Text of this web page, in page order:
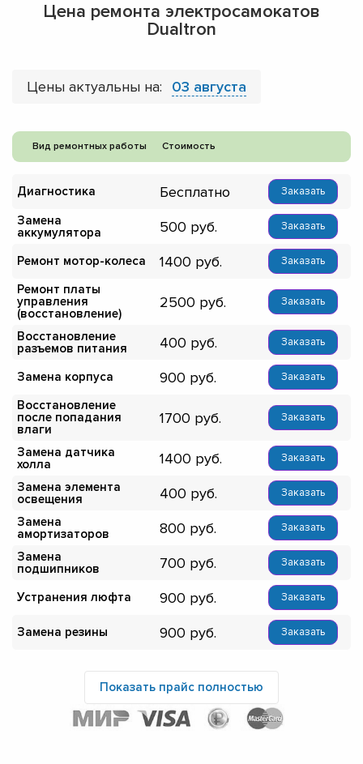
Цена ремонта электросамокатов
Dualtron
Цены актуальны на: 03 августа
Вид ремонтных работы Стоимость
Диагностика Бесплатно Заказать
Замена
аккумулятора
500 Заказать
Ремонт мотор-колеса 1400 Заказать
Ремонт платы
управления
(восстановление)
2500 Заказать
Восстановление
разъемов питания
400 Заказать
Замена корпуса 900 Заказать
Восстановление
после попадания
влаги
1700 Заказать
Замена датчика
холла
1400 Заказать
Замена элемента
освещения
400 Заказать
Замена
амортизаторов
800 Заказать
Замена
подшипников
700 Заказать
Устранения люфта 900 Заказать
Замена резины 900 Заказать
Показать прайс полностью